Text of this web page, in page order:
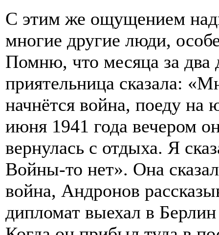
С этим же ощущением
многие другие люди,
Помню, что месяца за два
приятельница сказала:
начнётся война, поеду на
июня 1941 года вечером
вернулась с отдыха. Я
Войны-то нет». Она
война, Андронов
дипломат выехал в